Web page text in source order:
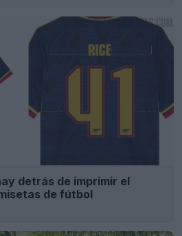
detrás de imprimir el
de fútbol